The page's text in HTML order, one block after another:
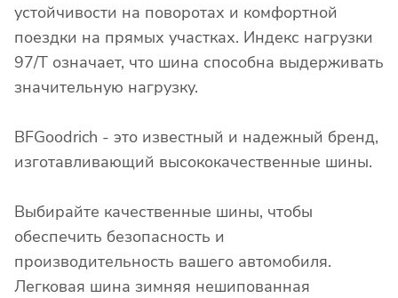
устойчивости на поворотах и комфортной
поездки на прямых участках. Индекс нагрузки
97/T означает, что шина способна выдерживать
значительную нагрузку.
BFGoodrich - это известный и надежный бренд,
изготавливающий высококачественные шины.
Выбирайте качественные шины, чтобы
обеспечить безопасность и
производительность вашего автомобиля.
Легковая шина зимняя нешипованная